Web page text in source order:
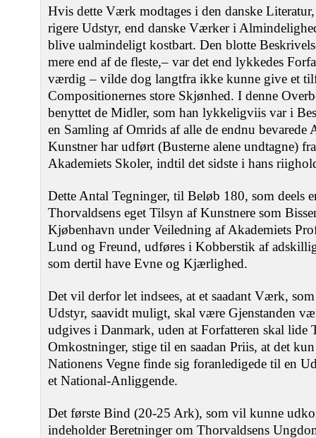
Hvis dette Værk modtages i den danske
rigere Udstyr, end danske Værker i
blive ualmindeligt kostbart. Den blotte
mere end af de fleste,‒ var det end lykkedes
værdig ‒ vilde dog langtfra ikke kunne give et
Compositionernes store Skjønhed. I denne
benyttet de Midler, som han lykkeligviis var i
en Samling af Omrids af alle de endnu bevarede
Kunstner har udført (Busterne alene undtagne)
Akademiets Skoler, indtil det sidste i hans
Dette Antal Tegninger, til Beløb 180, som deels
Thorvaldsens eget Tilsyn af Kunstnere som
Kjøbenhavn under Veiledning af Akademiets
Lund og Freund, udføres i Kobberstik af
som dertil have Evne og Kjærlighed.
Det vil derfor let indsees, at et saadant Værk,
Udstyr, saavidt muligt, skal være Gjenstanden
udgives i Danmark, uden at Forfatteren skal lide
Omkostninger, stige til en saadan Priis, at det
Nationens Vegne finde sig foranledigede til en
et National-Anliggende.
Det første Bind (20-25 Ark), som vil kunne
indeholder Beretninger om Thorvaldsens